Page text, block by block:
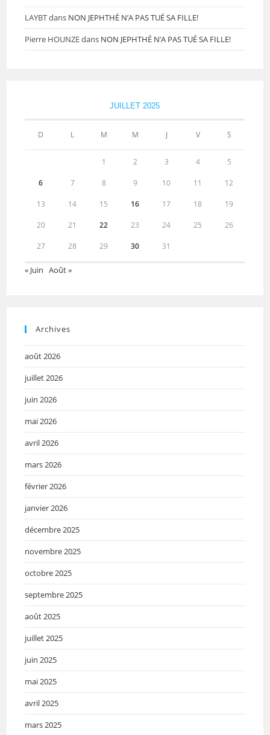
LAYBTdans NON JEPHTHÉ N’A PAS TUÉ SA FILLE!
Pierre HOUNZEdans NON JEPHTHÉ N’A PAS TUÉ SA FILLE!
JUILLET 2025
D L M M J V S
1 2 3 4 5
6 7 8 9 10 11 12
13 14 15 16 17 18 19
20 21 22 23 24 25 26
27 28 29 30 31
« Juin Août »
Archives
août 2026
juillet 2026
juin 2026
mai 2026
avril 2026
mars 2026
février 2026
janvier 2026
décembre 2025
novembre 2025
octobre 2025
septembre 2025
août 2025
juillet 2025
juin 2025
mai 2025
avril 2025
mars 2025